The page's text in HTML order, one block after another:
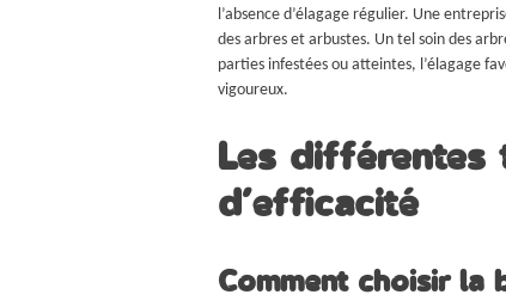
l’absence d’élagage régulier. Une
des arbres et arbustes. Un tel soin des
parties infestées ou atteintes, l’élagage
vigoureux.
Les différentes
d’efficacité
Comment choisir la